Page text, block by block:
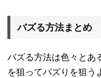
バズる方法まとめ
バズる方法は色々とあ
を狙ってバズりを狙う